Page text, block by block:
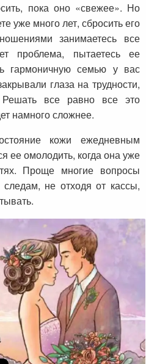
пока оно «свежее». Но
уже много лет, сбросить его
занимаетесь все
проблема, пытаетесь ее
гармоничную семью у вас
глаза на трудности,
Решать все равно все это
намного сложнее.
кожи ежедневным
ее омолодить, когда она уже
Проще многие вопросы
не отходя от кассы,